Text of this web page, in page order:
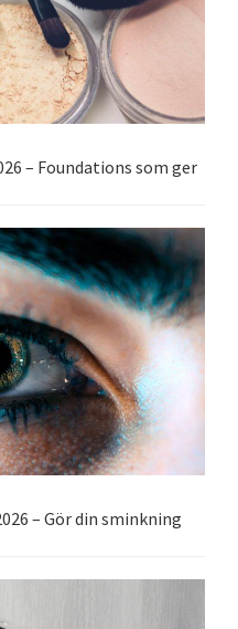
– Foundations som ger
– Gör din sminkning